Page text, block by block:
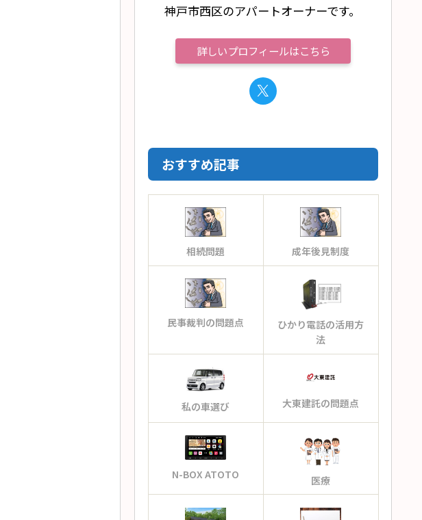
神戸市西区のアパートオーナーです。
詳しいプロフィールはこちら
おすすめ記事
相続問題 成年後見制度
民事裁判の問題点
ひかり電話の活用方
法
私の車選び 大東建託の問題点
N-BOX ATOTO 医療